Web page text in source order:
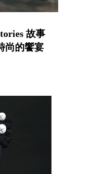
故事
尚的饗宴